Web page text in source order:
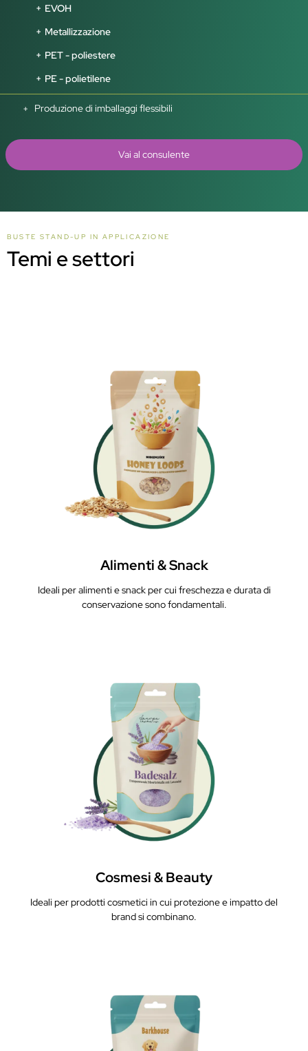
EVOH
Metallizzazione
PET - poliestere
PE - polietilene
Produzione di imballaggi flessibili
Vai al consulente
BUSTE STAND-UP IN APPLICAZIONE
Temi e settori
Alimenti & Snack
Ideali per alimenti e snack per cui freschezza e durata di
conservazione sono fondamentali.
Cosmesi & Beauty
Ideali per prodotti cosmetici in cui protezione e impatto del
brand si combinano.